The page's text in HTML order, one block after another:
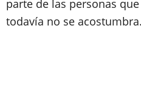
parte de las personas
todavía no se acostumbra.